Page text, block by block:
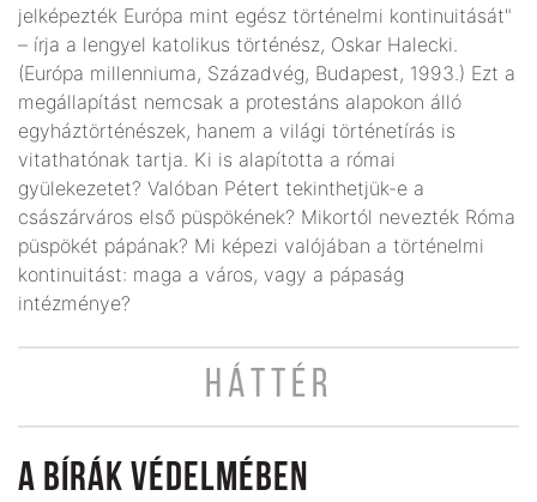
jelképezték Európa mint egész történelmi kontinuitását"
– írja a lengyel katolikus történész, Oskar Halecki.
(Európa millenniuma, Századvég, Budapest, 1993.) Ezt a
megállapítást nemcsak a protestáns alapokon álló
egyháztörténészek, hanem a világi történetírás is
vitathatónak tartja. Ki is alapította a római
gyülekezetet? Valóban Pétert tekinthetjük-e a
császárváros első püspökének? Mikortól nevezték Róma
püspökét pápának? Mi képezi valójában a történelmi
kontinuitást: maga a város, vagy a pápaság
intézménye?
HÁTTÉR
A BÍRÁK VÉDELMÉBEN